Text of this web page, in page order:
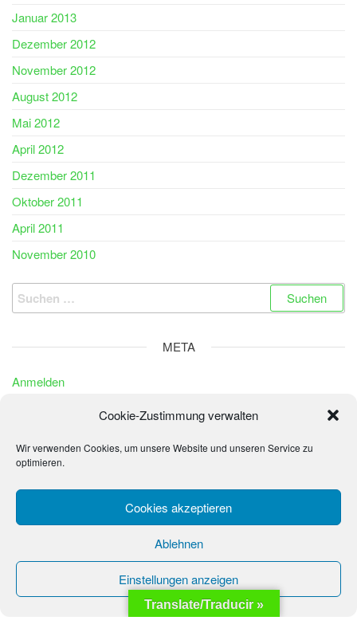
Cookie-Zustimmung verwalten
Wir verwenden Cookies, um unsere Website und unseren Service zu
optimieren.
Cookies akzeptieren
Ablehnen
Einstellungen anzeigen
Januar 2013
Dezember 2012
November 2012
August 2012
Mai 2012
April 2012
Dezember 2011
Oktober 2011
April 2011
November 2010
Suchen
nach:
META
Anmelden
WordPress.org
© 2026 - La Sonrisa de los Niños - Fundación Peter
Wochinger
Translate/Traducir »